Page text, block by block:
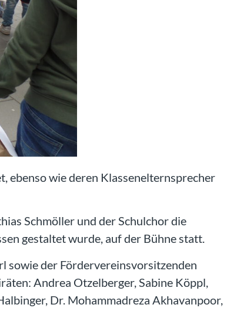
ebenso wie deren Klassenelternsprecher
Schmöller und der Schulchor die
gestaltet wurde, auf der Bühne statt.
sowie der Fördervereinsvorsitzenden
Andrea Otzelberger, Sabine Köppl,
Dr. Mohammadreza Akhavanpoor,